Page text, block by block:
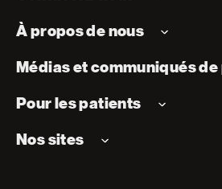
À propos de nous
Médias et communiqués
Pour les patients
Nos sites